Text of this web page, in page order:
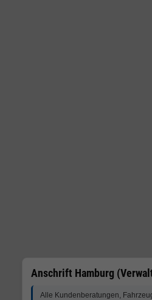
Anschrift Hamburg
Alle Kundenberatungen,